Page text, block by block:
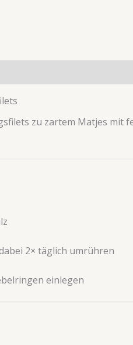
zu zartem Matjes mit
2× täglich umrühren
einlegen